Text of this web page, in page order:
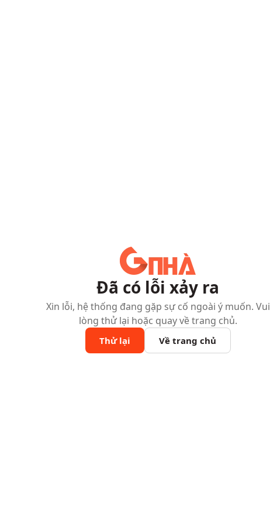
Đã có lỗi xảy ra
Xin lỗi, hệ thống đang gặp sự cố ngoài ý muốn. Vui
lòng thử lại hoặc quay về trang chủ.
Thử lại Về trang chủ